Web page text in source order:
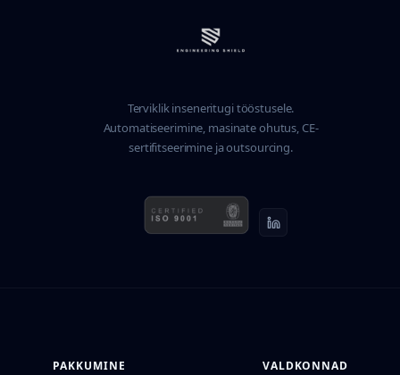
Terviklik inseneritugi tööstusele.
Automatiseerimine, masinate ohutus, CE-
sertifitseerimine ja outsourcing.
PAKKUMINE VALDKONNAD